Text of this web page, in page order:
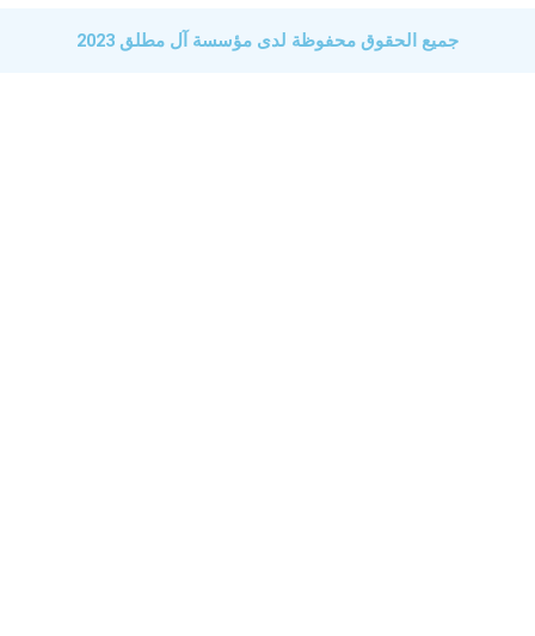
جميع الحقوق محفوظة لدى مؤسسة آل مطلق 2023